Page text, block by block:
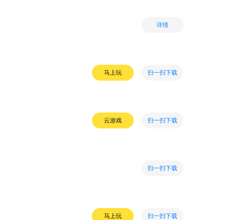
详情
马上玩 扫一扫下载
云游戏 扫一扫下载
扫一扫下载
马上玩 扫一扫下载